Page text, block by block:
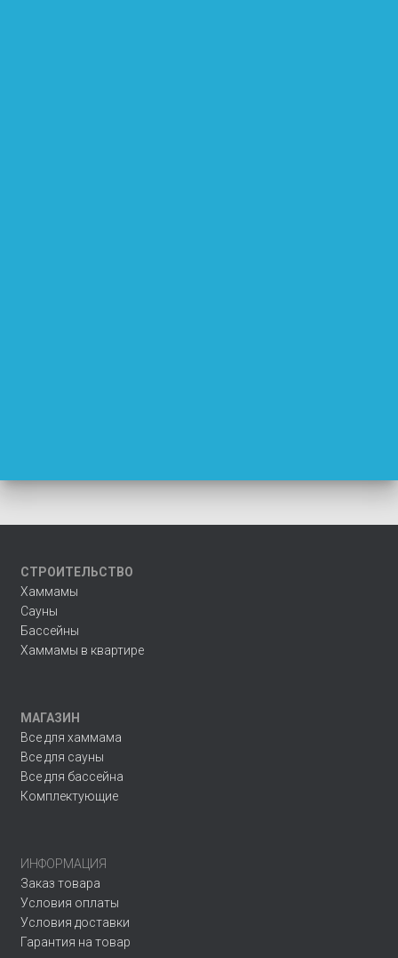
СТРОИТЕЛЬСТВО
Хаммамы
Сауны
Бассейны
Хаммамы в квартире
МАГАЗИН
Все для хаммама
Все для сауны
Все для бассейна
Комплектующие
ИНФОРМАЦИЯ
Заказ товара
Условия оплаты
Условия доставки
Гарантия на товар